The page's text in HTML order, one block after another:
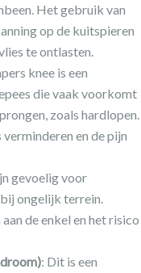
Het gebruik van
op de kuitspieren
te ontlasten.
knee is een
die vaak voorkomt
zoals hardlopen.
en de pijn
gevoelig voor
ongelijk terrein.
de enkel en het risico
: Dit is een